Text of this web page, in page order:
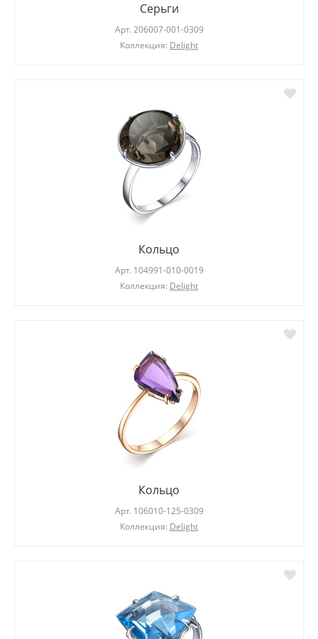
Серьги
Арт. 206007-001-0309
Коллекция: Delight
Кольцо
Арт. 104991-010-0019
Коллекция: Delight
Кольцо
Арт. 106010-125-0309
Коллекция: Delight